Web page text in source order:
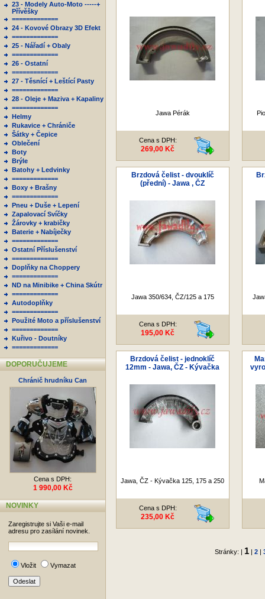
23 - Modely Auto-Moto -----+
Přívěšky
=============
24 - Kovové Obrazy 3D Efekt
=============
25 - Nářadí + Obaly
=============
26 - Ostatní
=============
27 - Těsnící + Leštící Pasty
=============
28 - Oleje + Maziva + Kapaliny
=============
Helmy
Rukavice + Chrániče
Šátky + Čepice
Oblečení
Boty
Brýle
Batohy + Ledvinky
=============
Boxy + Brašny
=============
Pneu + Duše + Lepení
Zapalovací Svíčky
Žárovky + krabičky
Baterie + Nabíječky
=============
Ostatní Příslušenství
=============
Doplňky na Choppery
=============
ND na Minibike + China Skútr
=============
Autodoplňky
=============
Použité Moto a příslušenství
=============
Kuřivo - Doutníky
=============
DOPORUČUJEME
Chránič hrudníku Can
Cena s DPH:
1 990,00 Kč
NOVINKY
Zaregistrujte si Vaši e-mail
adresu pro zasílání novinek.
Vložit Vymazat
Jawa Pérák
Cena s DPH:
269,00 Kč
Brzdová čelist - dvouklíč
(přední) - Jawa , ČZ
Jawa 350/634, ČZ/125 a 175
Cena s DPH:
195,00 Kč
Brzdová čelist - jednoklíč
12mm - Jawa, ČZ - Kývačka
Jawa, ČZ - Kývačka 125, 175 a 250
Cena s DPH:
235,00 Kč
Stránky: | 1| 2|